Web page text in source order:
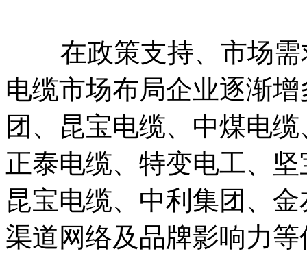
在政策支持、市场需
电缆市场布局企业逐渐
团、昆宝电缆、中煤电
正泰电缆、特变电工、
昆宝电缆、中利集团、
渠道网络及品牌影响力